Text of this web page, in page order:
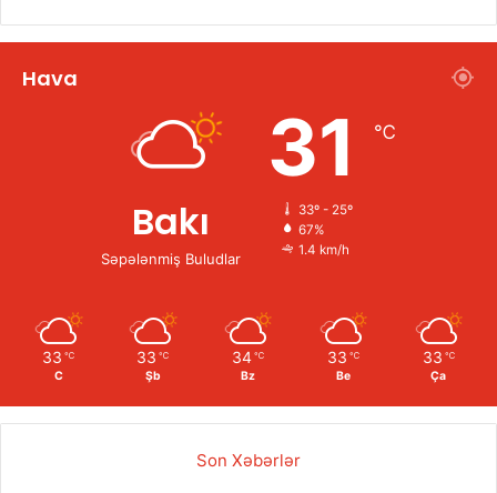
Hava
Bakı
Səpələnmiş Buludlar
31 ℃
33º - 25º
67%
1.4 km/h
33 ℃
C
33 ℃
Şb
34 ℃
Bz
33 ℃
Be
33 ℃
Ça
Son Xəbərlər